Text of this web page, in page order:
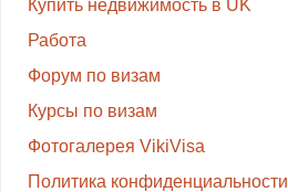
Купить недвижимость в UK
Работа
Форум по визам
Курсы по визам
Фотогалерея VikiVisa
Политика конфиденциальности